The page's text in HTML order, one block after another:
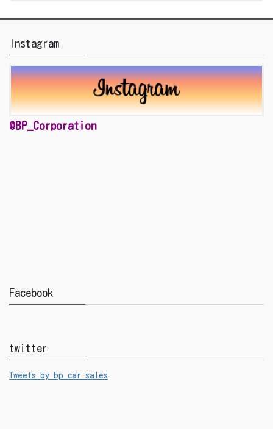
Instagram
@BP_Corporation
Facebook
twitter
Tweets by bp_car_sales